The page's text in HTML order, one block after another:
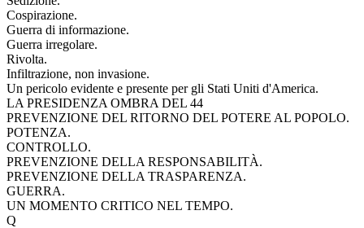
Cospirazione.
Guerra di informazione.
Guerra irregolare.
Rivolta.
Infiltrazione, non invasione.
Un pericolo evidente e presente per gli Stati Uniti d'America.
LA PRESIDENZA OMBRA DEL 44
PREVENZIONE DEL RITORNO DEL POTERE AL POPOLO.
POTENZA.
CONTROLLO.
PREVENZIONE DELLA RESPONSABILITÀ.
PREVENZIONE DELLA TRASPARENZA.
GUERRA.
UN MOMENTO CRITICO NEL TEMPO.
Q